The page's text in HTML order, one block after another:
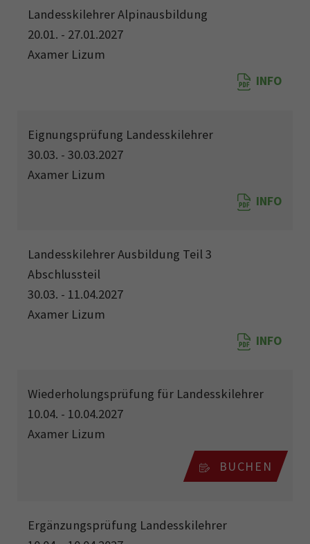
Landesskilehrer Alpinausbildung
20.01. - 27.01.2027
Axamer Lizum
INFO
Eignungsprüfung Landesskilehrer
30.03. - 30.03.2027
Axamer Lizum
INFO
Landesskilehrer Ausbildung Teil 3
Abschlussteil
30.03. - 11.04.2027
Axamer Lizum
INFO
Wiederholungsprüfung für Landesskilehrer
10.04. - 10.04.2027
Axamer Lizum
BUCHEN
Ergänzungsprüfung Landesskilehrer